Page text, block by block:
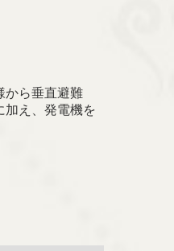
から垂直避難
加え、発電機を